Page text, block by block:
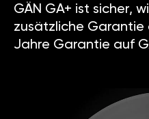
GÄN GA+ ist sicher,
zusätzliche Garantie
Jahre Garantie auf